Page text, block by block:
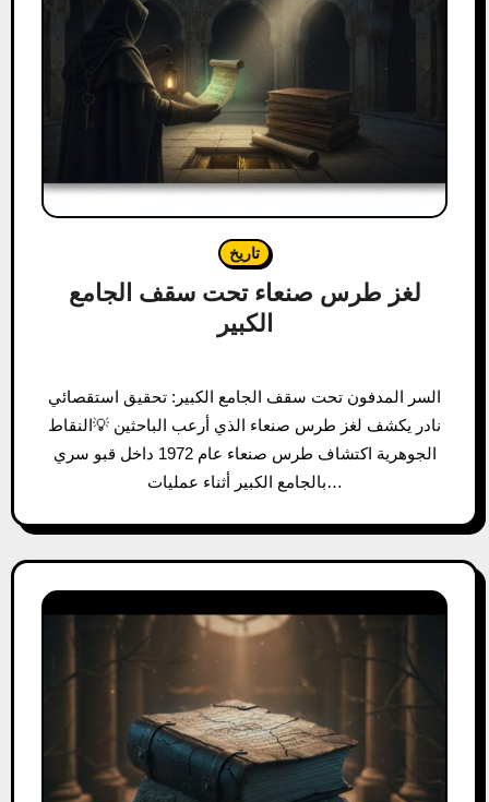
تاريخ
لغز طرس صنعاء تحت سقف الجامع
الكبير
السر المدفون تحت سقف الجامع الكبير: تحقيق استقصائي
نادر يكشف لغز طرس صنعاء الذي أرعب الباحثين 💡النقاط
الجوهرية اكتشاف طرس صنعاء عام 1972 داخل قبو سري
بالجامع الكبير أثناء عمليات…